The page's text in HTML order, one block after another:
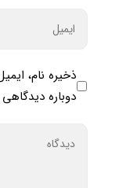
ذخیره نام،
دوباره